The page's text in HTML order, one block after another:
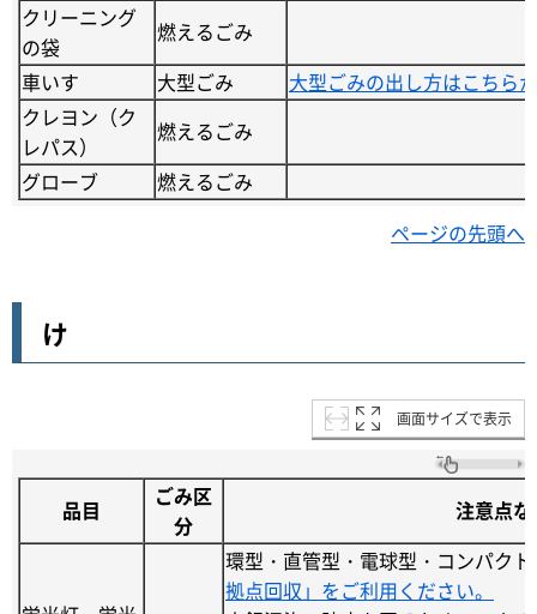
クリーニング
の袋
燃えるごみ
車いす
大型ごみ
大型ごみの出し方はこちら
クレヨン（ク
レパス）
燃えるごみ
グローブ
燃えるごみ
ページの先頭へ
け
画面サイズで表示
品目
ごみ区
分
注意点
環型・直管型・電球型・コンパク
拠点回収」をご利用ください。